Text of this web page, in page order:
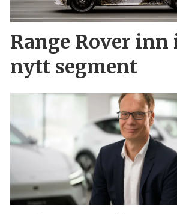
Range Rover inn
nytt segment